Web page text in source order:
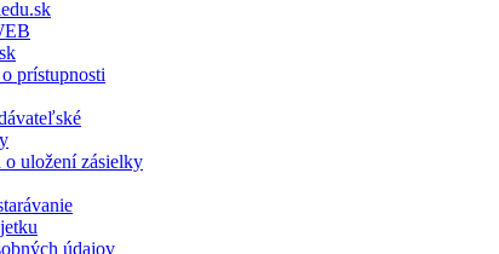
prístupnosti
o uložení zásielky
údajov